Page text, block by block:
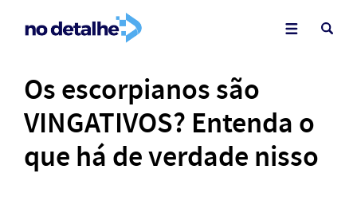
Os escorpianos são
VINGATIVOS? Entenda o
que há de verdade nisso